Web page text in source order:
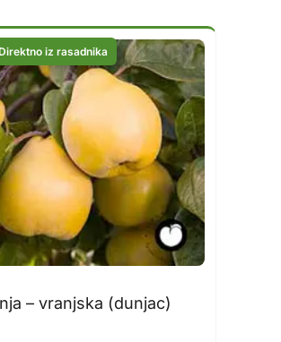
– vranjska (dunjac)